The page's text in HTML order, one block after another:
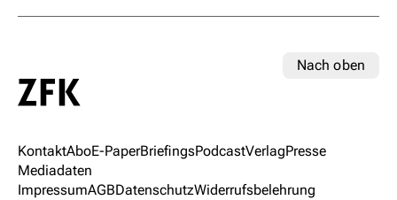
Nach oben
KontaktAboE-PaperBriefingsPodcastVerlagPresse
Mediadaten
ImpressumAGBDatenschutzWiderrufsbelehrung